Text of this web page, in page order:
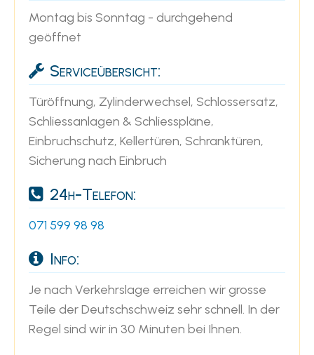
Montag bis Sonntag - durchgehend
geöffnet
Serviceübersicht:
Türöffnung, Zylinderwechsel, Schlossersatz,
Schliessanlagen & Schliesspläne,
Einbruchschutz, Kellertüren, Schranktüren,
Sicherung nach Einbruch
24h-Telefon:
071 599 98 98
Info:
Je nach Verkehrslage erreichen wir grosse
Teile der Deutschschweiz sehr schnell. In der
Regel sind wir in 30 Minuten bei Ihnen.